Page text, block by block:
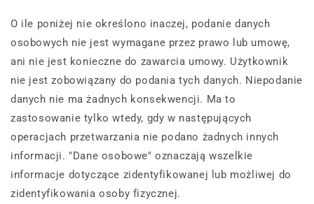
O ile poniżej nie określono inaczej, podanie danych
osobowych nie jest wymagane przez prawo lub umowę,
ani nie jest konieczne do zawarcia umowy. Użytkownik
nie jest zobowiązany do podania tych danych. Niepodanie
danych nie ma żadnych konsekwencji. Ma to
zastosowanie tylko wtedy, gdy w następujących
operacjach przetwarzania nie podano żadnych innych
informacji. "Dane osobowe" oznaczają wszelkie
informacje dotyczące zidentyfikowanej lub możliwej do
zidentyfikowania osoby fizycznej.